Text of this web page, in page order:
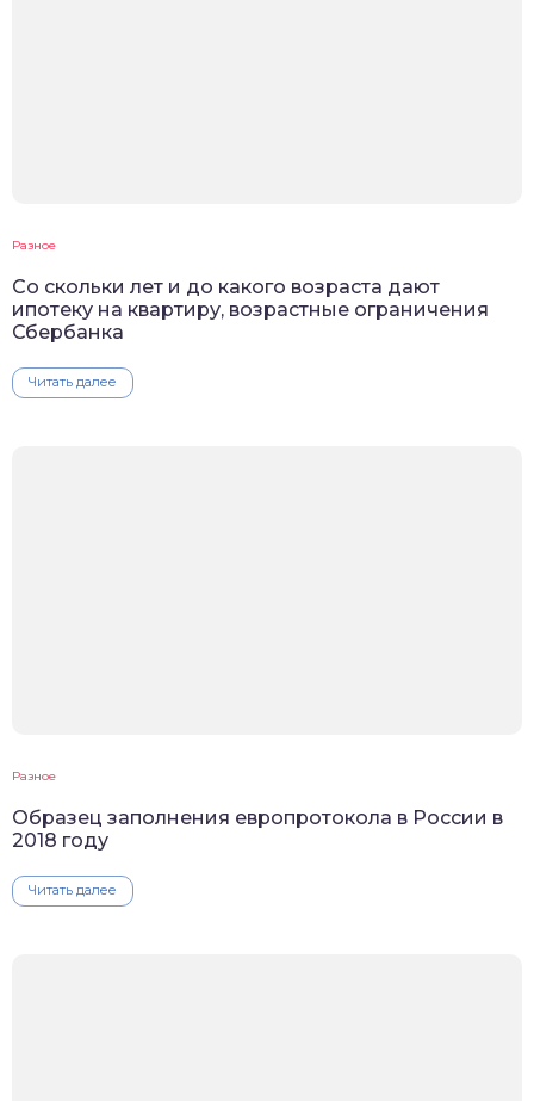
Разное
Со скольки лет и до какого возраста дают
ипотеку на квартиру, возрастные ограничения
Сбербанка
Читать далее
Разное
Образец заполнения европротокола в России в
2018 году
Читать далее